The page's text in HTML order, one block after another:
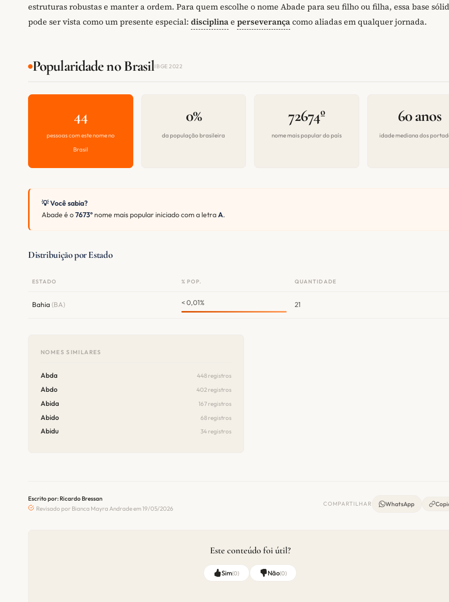
estruturas robustas e manter a ordem. Para quem escolhe o nome Abade para seu filho ou filha, essa base
pode ser vista como um presente especial: disciplinae perseverançacomo aliadas em qualquer jornada.
Popularidade no BrasilIBGE 2022
44
pessoas com este nome no
Brasil
0%
da população brasileira
72674º
nome mais popular do país
60 anos
idade mediana dos
💡 Você sabia?
Abade é o7673º nome mais popular iniciado com a letraA.
Distribuição por Estado
ESTADO % POP. QUANTIDADE
Bahia (BA) < 0,01% 21
NOMES SIMILARES
Abda 448 registros
Abdo 402 registros
Abida 167 registros
Abido 68 registros
Abidu 34 registros
Escrito por: Ricardo Bressan
Revisado por Bianca Mayra Andrade em 19/05/2026
COMPARTILHAR WhatsApp
Este conteúdo foi útil?
Sim(0) Não(0)